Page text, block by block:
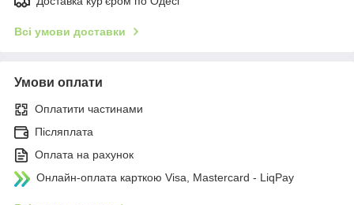
Всі умови доставки
Умови оплати
Оплатити частинами
Післяплата
Оплата на рахунок
Онлайн-оплата карткою Visa, Mastercard - LiqPay